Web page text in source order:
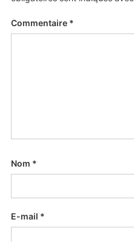
Commentaire *
Nom *
E-mail *